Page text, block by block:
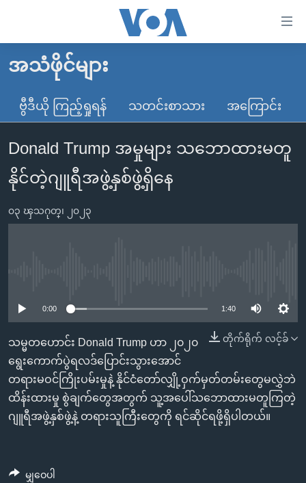
လွယ်ကူ
သည့်
များ
ပင်မ
သို့
စာမျက်နှာ
သို့
ကျော်
ကြည့်
ရန်
နေရာ
မူလစာမျက်နှာ
မြန်မာ
ကမ္ဘာ့သတင်းများ
နိုင်ငံတကာ
အမေရိကန်
အစ္စရေး-ပါလက်စတိုင်း
ဗွီဒီယို
သတင်းလွတ်လပ်ခွင့်
ရပ်ဝန်းတခု လမ်းတခု အလွန်
အင်္ဂလိပ်စာလေ့လာမယ်
ဗွီအိုအေ လူမှုကွန်ယက်များ
အသံဖိုင်များ
ဗွီဒီယို ကြည့်ရှုရန် သတင်းစာသား အကြောင်း
Donald Trump အမှုများ သဘောထားမတူ
နိုင်တဲ့ဂျူရီအဖွဲ့နှစ်ဖွဲ့ရှိနေ
၀၃ ၾသဂုတ္၊ ၂၀၂၃
0:00 1:40
တိုက်ရိုက် လင့်ခ်
သမ္မတဟောင်း Donald Trump ဟာ ၂၀၂၀
ရွေးကောက်ပွဲရလဒ်ပြောင်းသွားအောင်
တရားမဝင်ကြိုးပမ်းမှုနဲ့ နိုင်ငံတော်လျှို့ဝှက်မှတ်တမ်းတွေမလွှဲဘဲ
ထိန်းထားမှု စွဲချက်တွေအတွက် သူ့အပေါ်သဘောထားမတူကြတဲ့
ဂျူရီအဖွဲ့နှစ်ဖွဲ့နဲ့ တရားသူကြီးတွေကို ရင်ဆိုင်ရဖို့ရှိပါတယ်။
မျှဝေပါ